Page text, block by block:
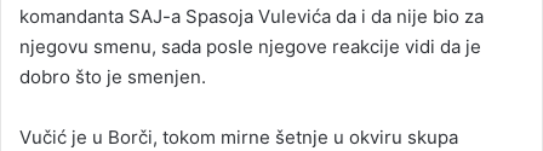
komandanta SAJ-a Spasoja Vulevića da i da nije bio za
njegovu smenu, sada posle njegove reakcije vidi da je
dobro što je smenjen.
Vučić je u Borči, tokom mirne šetnje u okviru skupa